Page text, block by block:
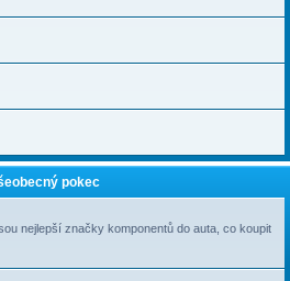
pokec
nejlepší značky komponentů do auta, co koupit